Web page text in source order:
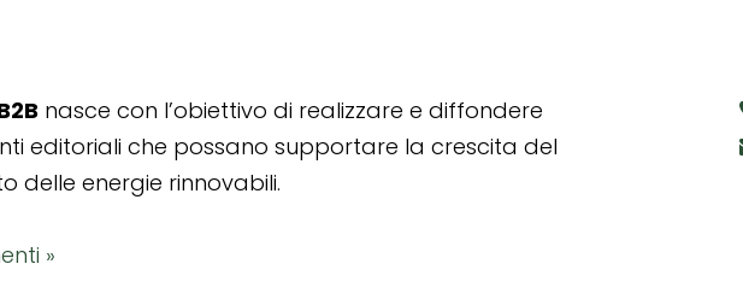
nasce con l’obiettivo di realizzare e diffondere
editoriali che possano supportare la crescita del
delle energie rinnovabili.
»